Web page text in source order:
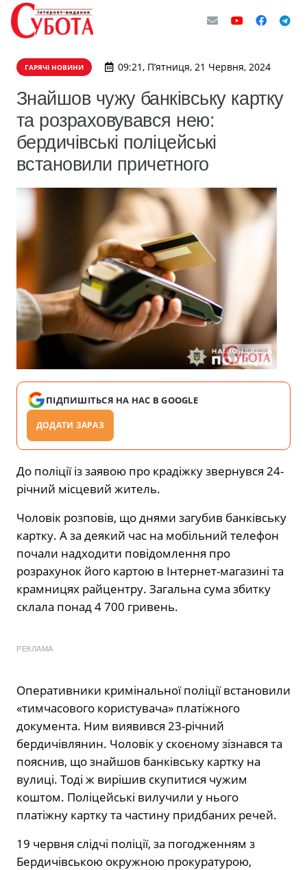
ГАРЯЧІ НОВИНИ 09:21, П’ятниця, 21 Червня, 2024
Знайшов чужу банківську картку
та розраховувався нею:
бердичівські поліцейські
встановили причетного
ПІДПИШІТЬСЯ НА НАС В GOOGLE
ДОДАТИ ЗАРАЗ
До поліції із заявою про крадіжку звернувся 24-
річний місцевий житель.
Чоловік розповів, що днями загубив банківську
картку. А за деякий час на мобільний телефон
почали надходити повідомлення про
розрахунок його картою в Інтернет-магазині та
крамницях райцентру. Загальна сума збитку
склала понад 4 700 гривень.
РЕКЛАМА
Оперативники кримінальної поліції встановили
«тимчасового користувача» платіжного
документа. Ним виявився 23-річний
бердичівлянин. Чоловік у скоєному зізнався та
пояснив, що знайшов банківську картку на
вулиці. Тоді ж вирішив скупитися чужим
коштом. Поліцейські вилучили у нього
платіжну картку та частину придбаних речей.
19 червня слідчі поліції, за погодженням з
Бердичівською окружною прокуратурою,